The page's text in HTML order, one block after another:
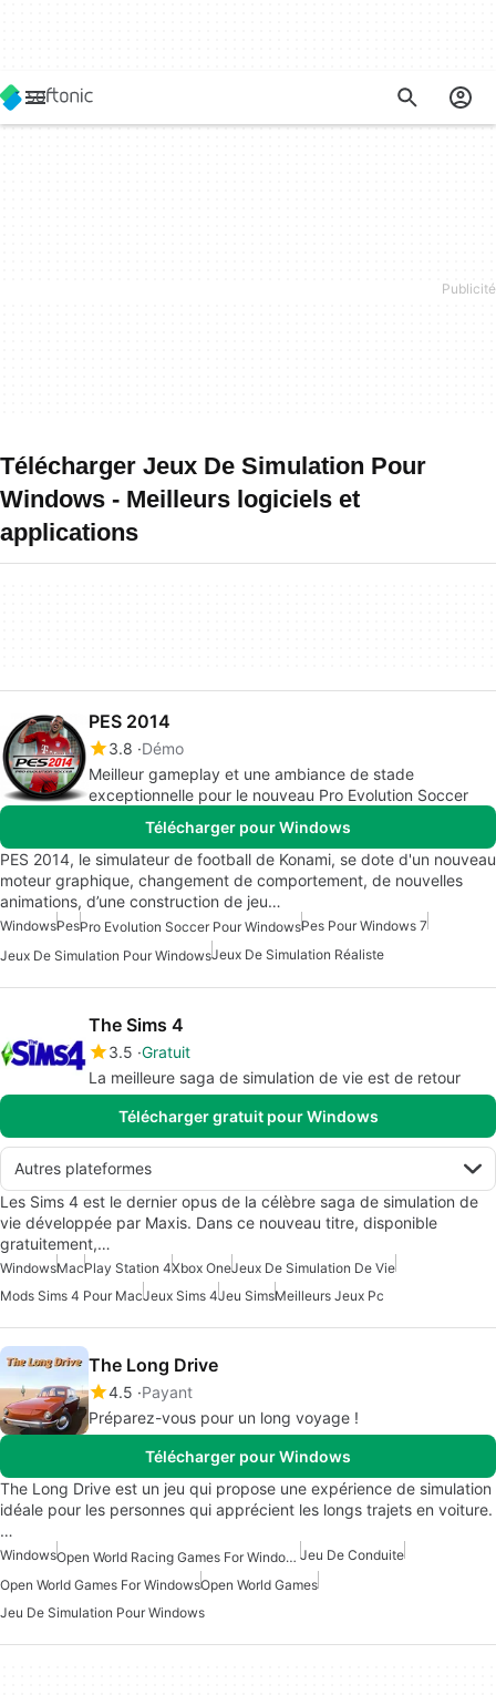
Télécharger Jeux De Simulation Pour
Windows - Meilleurs logiciels et
applications
PES 2014
3.8 Démo
Meilleur gameplay et une ambiance de stade
exceptionnelle pour le nouveau Pro Evolution Soccer
Télécharger pour Windows
PES 2014, le simulateur de football de Konami, se dote d'un nouveau
moteur graphique, changement de comportement, de nouvelles
animations, d’une construction de jeu…
WindowsPesPro Evolution Soccer Pour WindowsPes Pour Windows 7
Jeux De Simulation Pour WindowsJeux De Simulation Réaliste
The Sims 4
3.5 Gratuit
La meilleure saga de simulation de vie est de retour
Télécharger gratuit pour Windows
Autres plateformes
Les Sims 4 est le dernier opus de la célèbre saga de simulation de
vie développée par Maxis. Dans ce nouveau titre, disponible
gratuitement,…
WindowsMacPlay Station 4Xbox OneJeux De Simulation De Vie
Mods Sims 4 Pour MacJeux Sims 4Jeu SimsMeilleurs Jeux Pc
The Long Drive
4.5 Payant
Préparez-vous pour un long voyage !
Télécharger pour Windows
The Long Drive est un jeu qui propose une expérience de simulation
idéale pour les personnes qui apprécient les longs trajets en voiture.
…
Windows Open World Racing Games For Windows Jeu De Conduite
Open World Games For WindowsOpen World Games
Jeu De Simulation Pour Windows